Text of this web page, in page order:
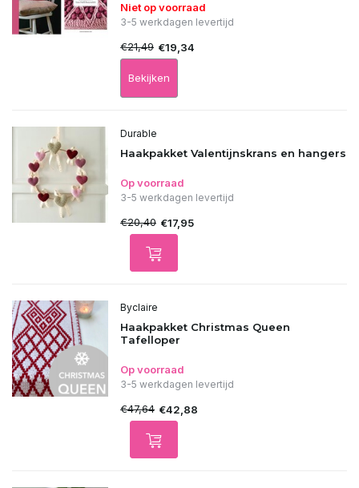
Niet op voorraad
3-5 werkdagen levertijd
€21,49 €19,34
Bekijken
Durable
Haakpakket Valentijnskrans en hangers
Op voorraad
3-5 werkdagen levertijd
€20,40 €17,95
Byclaire
Haakpakket Christmas Queen
Tafelloper
Op voorraad
3-5 werkdagen levertijd
€47,64 €42,88